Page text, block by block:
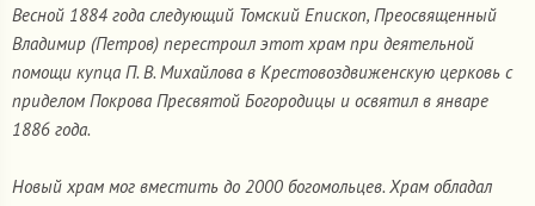
Весной 1884 года следующий Томский Епископ, Преосвященный
Владимир (Петров) перестроил этот храм при деятельной
помощи купца П. В. Михайлова в Крестовоздвиженскую церковь с
приделом Покрова Пресвятой Богородицы и освятил в январе
1886 года.
Новый храм мог вместить до 2000 богомольцев. Храм обладал